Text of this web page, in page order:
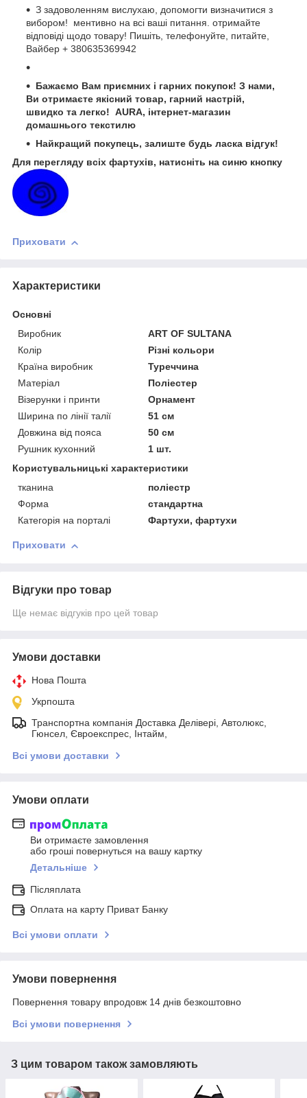
З задоволенням вислухаю, допомогти визначитися з
вибором! ментивно на всі ваші питання. отримайте
відповіді щодо товару! Пишіть, телефонуйте, питайте,
Вайбер + 380635369942
Бажаємо Вам приємних і гарних покупок! З нами,
Ви отримаєте якісний товар, гарний настрій,
швидко та легко! AURA, інтернет-магазин
домашнього текстилю
Найкращий покупець, залиште будь ласка відгук!
Для перегляду всіх фартухів, натисніть на синю кнопку
Приховати
Характеристики
Основні
Виробник
ART OF SULTANA
Колір
Різні кольори
Країна виробник
Туреччина
Матеріал
Поліестер
Візерунки і принти
Орнамент
Ширина по лінії талії
51 см
Довжина від пояса
50 см
Рушник кухонний
1 шт.
Користувальницькі характеристики
тканина
поліестр
Форма
стандартна
Категорія на порталі
Фартухи, фартухи
Приховати
Відгуки про товар
Ще немає відгуків про цей товар
Умови доставки
Нова Пошта
Укрпошта
Транспортна компанія Доставка Делівері, Автолюкс,
Гюнсел, Євроекспрес, Інтайм,
Всі умови доставки
Умови оплати
Ви отримаєте замовлення
або гроші повернуться на вашу картку
Детальніше
Післяплата
Оплата на карту Приват Банку
Всі умови оплати
Умови повернення
Повернення товару впродовж 14 днів безкоштовно
Всі умови повернення
З цим товаром також замовляють